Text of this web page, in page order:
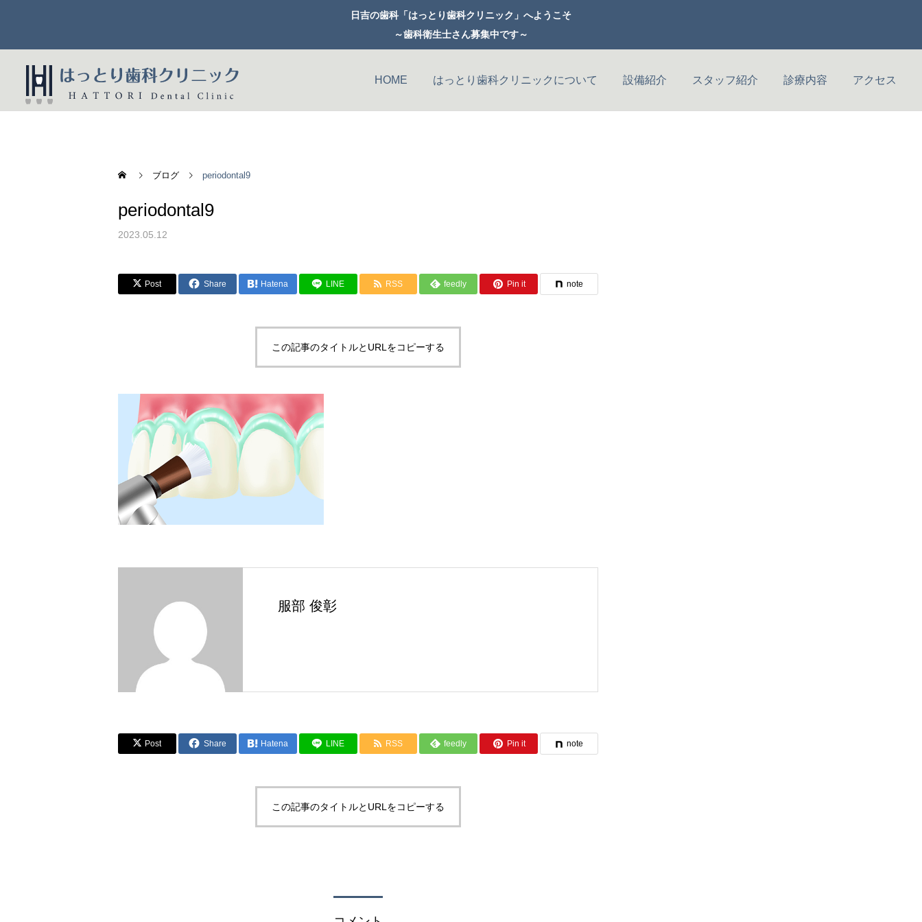
日吉の歯科「はっとり歯科クリニック」へようこそ
～歯科衛生士さん募集中です～
HOME はっとり歯科クリニックについて 設備紹介 スタッフ紹介 診療内容 アクセス
歯周病治療 矯正歯科 口腔外科
ブログ periodontal9
periodontal9
2023.05.12
Post Share Hatena LINE RSS feedly Pin it note
この記事のタイトルとURLをコピーする
服部 俊彰
Post Share Hatena LINE RSS feedly Pin it note
この記事のタイトルとURLをコピーする